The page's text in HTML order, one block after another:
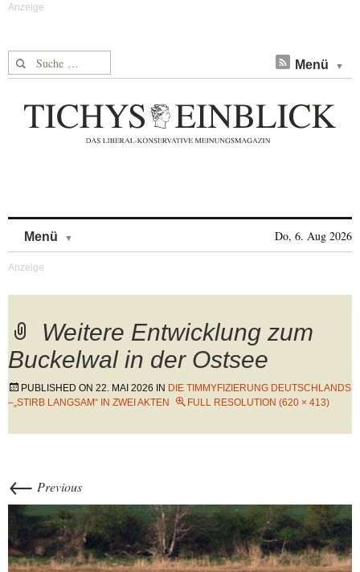
Suche nach: Menü
Menü Do, 6. Aug 2026
Weitere Entwicklung zum
Buckelwal in der Ostsee
PUBLISHED ON 22. MAI 2026 IN DIE TIMMYFIZIERUNG DEUTSCHLANDS
–„STIRB LANGSAM“ IN ZWEI AKTEN
FULL RESOLUTION (620 × 413)
← Previous